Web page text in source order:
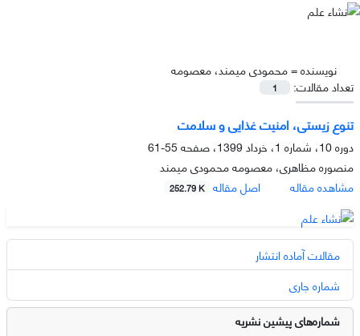
نویسنده =محمودی میمند، معصومه
تعداد مقالات:
1
تنوع زیستی، امنیت غذایی و سلامت
دوره 10، شماره 1، خرداد 1399، صفحه
55-61
منصوره مظاهری، معصومه محمودی میمند
مشاهده مقاله
اصل مقاله 252.79 K
مقالات آماده انتشار
شماره جاری
شماره‌های پیشین نشریه